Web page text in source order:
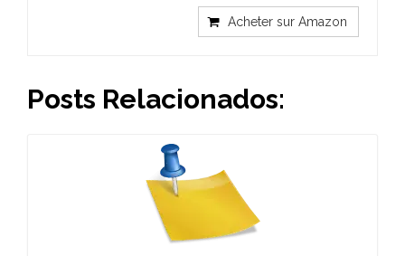
Acheter sur Amazon
Posts Relacionados: